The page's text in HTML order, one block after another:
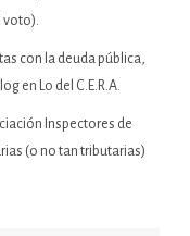
voto).
con la deuda pública,
en Lo del C.E.R.A.
Inspectores de
(o no tan tributarias)